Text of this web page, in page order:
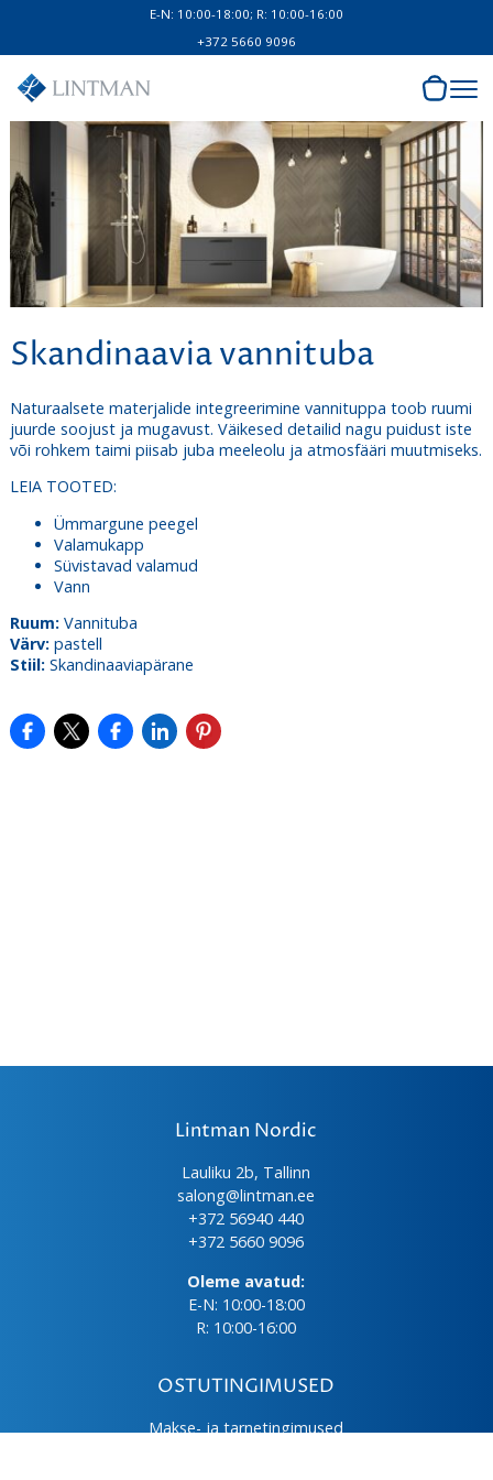
E-N: 10:00-18:00; R: 10:00-16:00
+372 5660 9096
Skandinaavia vannituba
Naturaalsete materjalide integreerimine vannituppa toob ruumi
juurde soojust ja mugavust. Väikesed detailid nagu puidust iste
või rohkem taimi piisab juba meeleolu ja atmosfääri muutmiseks.
LEIA TOOTED:
Ümmargune peegel
Valamukapp
Süvistavad valamud
Vann
Ruum:Vannituba
Värv:pastell
Stiil:Skandinaaviapärane
Lintman Nordic
Lauliku 2b, Tallinn
salong@lintman.ee
+372 56940 440
+372 5660 9096
Oleme avatud:
E-N: 10:00-18:00
R: 10:00-16:00
OSTUTINGIMUSED
Makse- ja tarnetingimused